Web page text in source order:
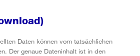
Daten können vom tatsächlichen
Der genaue Dateninhalt ist in den